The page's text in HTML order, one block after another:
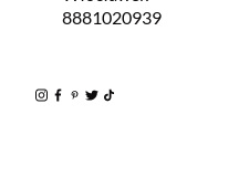
8881020939